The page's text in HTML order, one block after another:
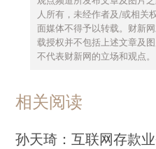
人所有，未经作者及/或相关
面媒体不得予以转载。财新
载授权并不包括上述文章及
不代表财新网的立场和观点。
相关阅读
孙天琦：互联网存款